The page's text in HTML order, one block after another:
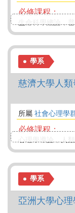
程)，基因分子生
10選3課程)，生
驗，有機化學，
選3課程)
特色課程：
生涯發展與學習
獻研讀與分析，
必修課程：
生命科學總論，
論，生命科學實
物化學，細胞生
物學實驗，有機
算與數據科學實
生涯發展與學習
學系
慈濟大學人
所屬 社會心理學
必修課程：
心理學導論，人
學研究法，生理
誌，社會心理學
實習，畢業專題研
特色課程：
學系
亞洲大學心